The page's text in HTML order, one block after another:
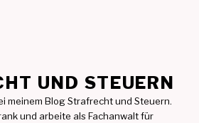
UND STEUERN
meinem Blog Strafrecht und Steuern.
und arbeite als Fachanwalt für